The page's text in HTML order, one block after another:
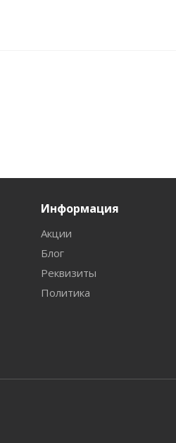
Информация
Акции
Блог
Реквизиты
Политика